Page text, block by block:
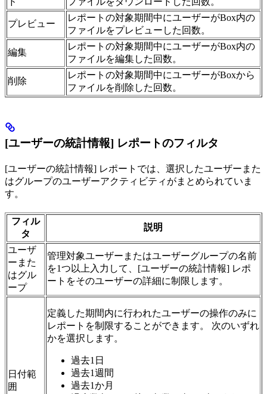
プレビュー
レポートの対象期間中にユーザーがBox内の
ファイルをプレビューした回数。
編集
レポートの対象期間中にユーザーがBox内の
ファイルを編集した回数。
削除
レポートの対象期間中にユーザーがBoxから
ファイルを削除した回数。
[ユーザーの統計情報] レポートのフィルタ
[ユーザーの統計情報] レポートでは、選択したユーザーまた
はグループのユーザーアクティビティがまとめられていま
す。
フィル
タ
説明
ユーザ
ーまた
はグル
ープ
管理対象ユーザーまたはユーザーグループの名前
を1つ以上入力して、[ユーザーの統計情報] レポ
ートをそのユーザーの詳細に制限します。
日付範
囲
定義した期間内に行われたユーザーの操作のみに
レポートを制限することができます。 次のいずれ
かを選択します。
過去1日
過去1週間
過去1か月